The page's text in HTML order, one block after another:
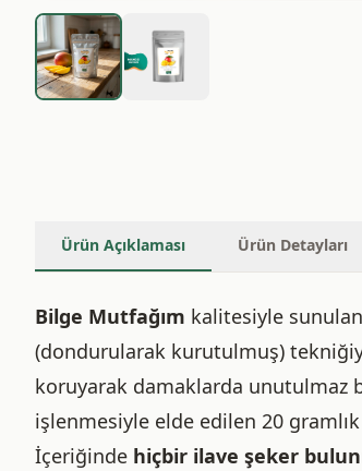
Ürün Açıklaması Ürün Detayları
Bilge Mutfağım kalitesiyle sunulan
(dondurularak kurutulmuş)
koruyarak damaklarda unutulmaz
işlenmesiyle elde edilen 20
İçeriğinde hiçbir ilave şeker